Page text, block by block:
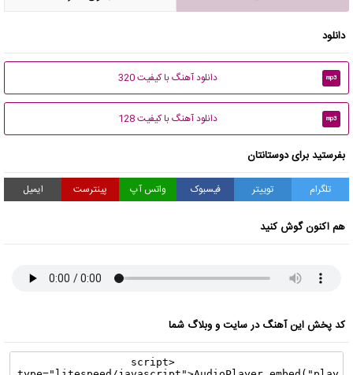
دانلود
mp3 دانلود آهنگ با کیفیت 320
mp3 دانلود آهنگ با کیفیت 128
بفرستید برای دوستانتان
تلگرام توییتر فیسبوک واتس آپ پینترست ایمیل
هم اکنون گوش کنید
کد پخش این آهنگ در سایت و وبلاگ شما